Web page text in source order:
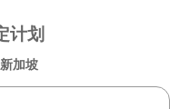
计划
加坡